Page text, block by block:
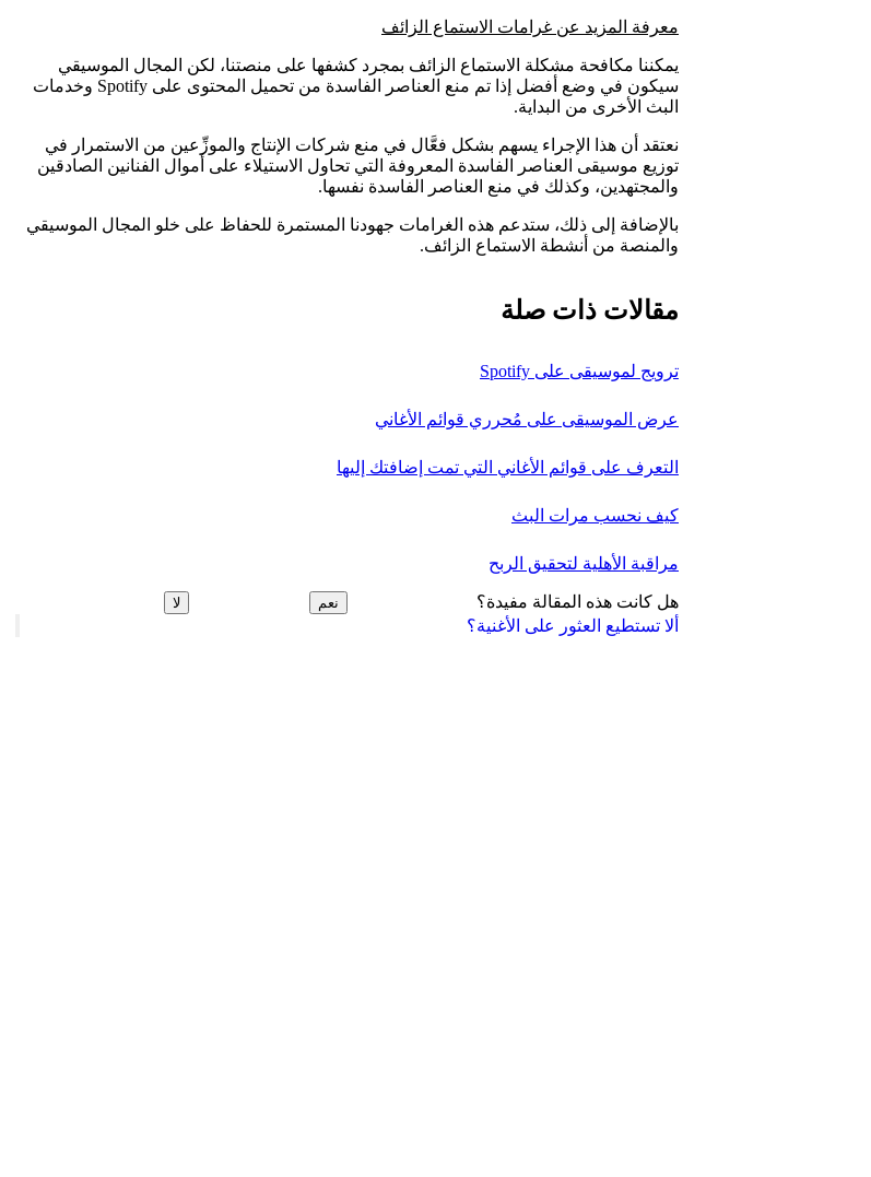
ألا تستطيع العثور على الأغنية؟
معرفة المزيد عن غرامات الاستماع الزائف
يمكننا مكافحة مشكلة الاستماع الزائف بمجرد كشفها على منصتنا، لكن المجال الموسيقي
سيكون في وضع أفضل إذا تم منع العناصر الفاسدة من تحميل المحتوى على Spotify وخدمات
البث الأخرى من البداية.
نعتقد أن هذا الإجراء يسهم بشكل فعَّال في منع شركات الإنتاج والموزِّعين من الاستمرار في
توزيع موسيقى العناصر الفاسدة المعروفة التي تحاول الاستيلاء على أموال الفنانين الصادقين
والمجتهدين، وكذلك في منع العناصر الفاسدة نفسها.
بالإضافة إلى ذلك، ستدعم هذه الغرامات جهودنا المستمرة للحفاظ على خلو المجال الموسيقي
والمنصة من أنشطة الاستماع الزائف.
مقالات ذات صلة
ترويج لموسيقى على Spotify
عرض الموسيقى على مُحرري قوائم الأغاني
التعرف على قوائم الأغاني التي تمت إضافتك إليها
كيف نحسب مرات البث
مراقبة الأهلية لتحقيق الربح
هل كانت هذه المقالة مفيدة؟ نعم لا